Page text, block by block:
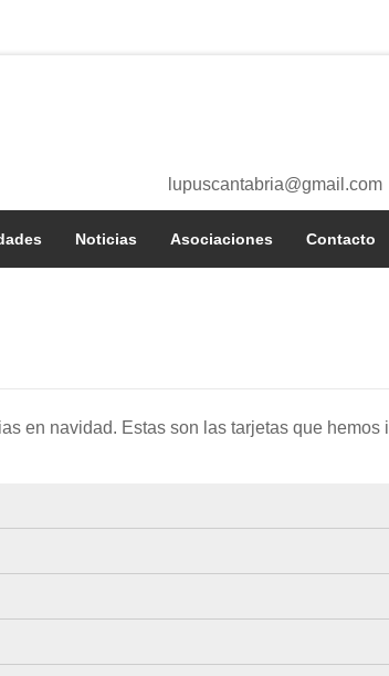
lupuscantabria@gmail.com
Noticias Asociaciones Contacto
en navidad. Estas son las tarjetas que hemos